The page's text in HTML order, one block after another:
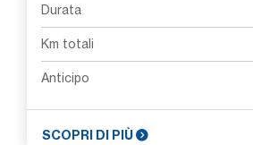
Durata
Km totali
Anticipo
SCOPRI DI PIÙ